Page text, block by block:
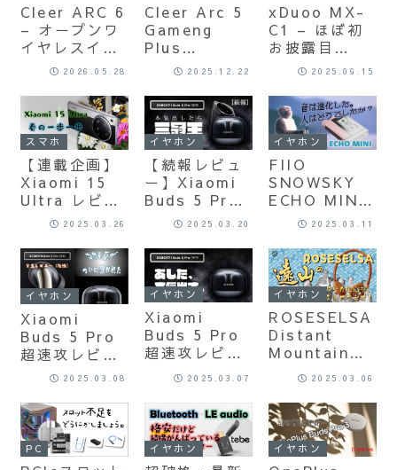
Cleer ARC 6
– オープンワ
イヤレスイヤ
ホン界の王者
の一角がさら
に磨きをかけ
て戻ってき
た。。。
2026.05.28
Cleer Arc 5
Gameng
Plus
Edition: ベ
ールに包まれ
ていた”DTS
Headphone:
X”対応ゲー
ム版Arc5がつ
いに登場！日
本最速クラス
でレビューし
ます！（前編
2025.12.22
xDuoo MX-
C1 – ほぼ初
お披露目
の”aptX
Lite”に正式
対応した、ゲ
ーム対応‐次世
代超低遅延接
続Bluetooth
トランスミッ
ター登場！ –
そこに、大人
の事情はある
2025.09.15
スマホ
【連載企画】
Xiaomi 15
Ultra レビュ
ー – 取り寄せ
アクセサリー
も徹底調査
2025.03.26
イヤホン
【続報レビュ
ー】Xiaomi
Buds 5 Pro
(Wi-Fi版) –
Xiaomi 15
Ultraとの最
強タッグが生
み出す
XPAN=4.2M
bbs接続の衝
撃!!【接続実
験】
2025.03.20
イヤホン
FIIO
SNOWSKY
ECHO MINI
– 超小型レト
ロ・ミュージ
ックプレーヤ
ーレビュー！
2025.03.11
イヤホン
Xiaomi
Buds 5 Pro
超速攻レビュ
ー後編：次世
能の実力を検
証。ワイヤレ
ス革新への扉
がついに開か
2025.03.08
イヤホン
Xiaomi
Buds 5 Pro
超速攻レビュ
ー前編：世界
初のWi-Fi接
続ハイレゾ・
ロスレス・ワ
イヤレスイヤ
ホンの音質を
2025.03.07
イヤホン
ROSESELSA
Distant
Mountain
(遠山) – ハイ
テクとクラシ
カルが見事に
調和された超
お洒落でノス
タルジックな
2025.03.06
PC イヤホン イヤホン